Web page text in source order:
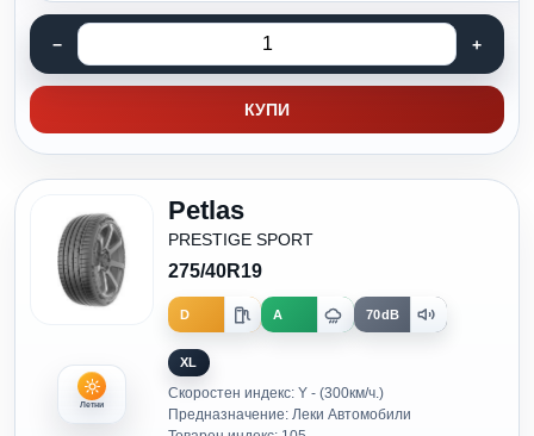
КУПИ
Летни
Petlas
PRESTIGE SPORT
275/40R19
D A 70dB
XL
Скоростен индекс: Y - (300км/ч.)
Предназначение: Леки Автомобили